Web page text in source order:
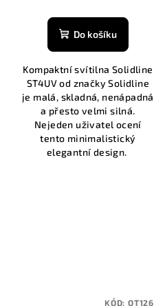
Do košíku
Kompaktní svítilna Solidline
ST4UV od značky Solidline
je malá, skladná, nenápadná
a přesto velmi silná.
Nejeden uživatel ocení
tento minimalistický
elegantní design.
KÓD: OT126